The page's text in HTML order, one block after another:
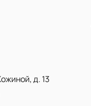
д. 13